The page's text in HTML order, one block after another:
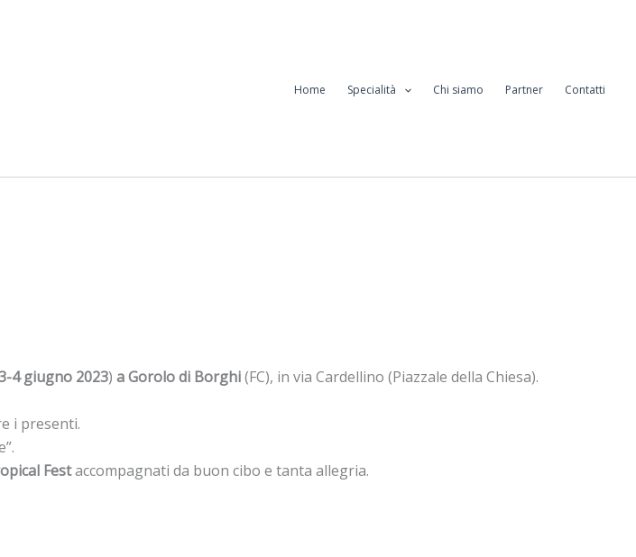
Home Specialità Chi siamo Partner Contatti
4 giugno 2023) a Gorolo di Borghi(FC), in via Cardellino (Piazzale della Chiesa).
i presenti.
Festaccompagnati da buon cibo e tanta allegria.